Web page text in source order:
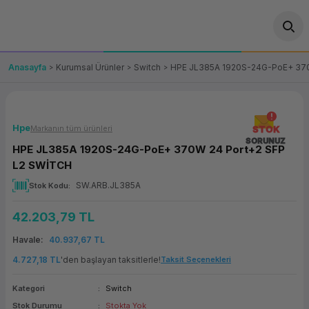
OT/VT Ürünleri
Fiş Yazıcı
Panel PC
(Firewall)
Makinesi
Makinesi
Çözümleri
Bağlantı
Yedekleme
Ürünler
Paketi
Anasayfa Kurumsal Ürünler Switch HPE JL385A 1920S-24G-PoE+
STOK
SORUNUZ
HpeMarkanın tüm ürünleri
HPE JL385A 1920S-24G-PoE+ 370W 24 Port+2 SFP
L2 SWİTCH
Stok Kodu SW.ARB.JL385A
42.203,79 TL
Havale
40.937,67 TL
4.727,18 TL'den başlayan taksitlerle!Taksit Seçenekleri
Kategori
Switch
Stok Durumu
Stokta Yok